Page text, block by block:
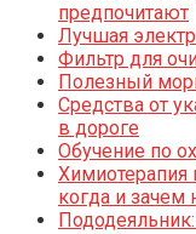
предпочитают
Лучшая
Фильтр для
Полезный
Средства от
в дороге
Обучение по
Химиотерапия
когда и зачем